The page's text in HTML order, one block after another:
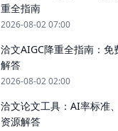
重全指南
2026-08-02 07:00
洽文AIGC降重全指南：免
解答
2026-08-02 02:00
洽文论文工具：AI率标准
资源解答